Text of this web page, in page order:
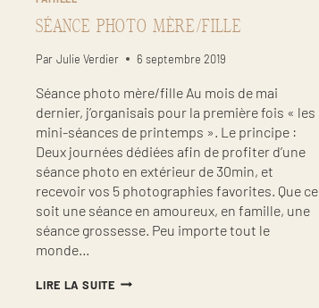
SÉANCE PHOTO MÈRE/FILLE
Par Julie Verdier 6 septembre 2019
Séance photo mère/fille Au mois de mai
dernier, j’organisais pour la première fois « les
mini-séances de printemps ». Le principe :
Deux journées dédiées afin de profiter d’une
séance photo en extérieur de 30min, et
recevoir vos 5 photographies favorites. Que ce
soit une séance en amoureux, en famille, une
séance grossesse. Peu importe tout le
monde…
LIRE LA SUITESÉANCE